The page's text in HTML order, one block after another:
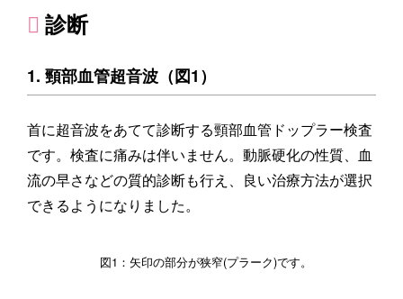
診断
1. 頸部血管超音波（図1）
首に超音波をあてて診断する頸部血管ドップラー検査
です。検査に痛みは伴いません。動脈硬化の性質、血
流の早さなどの質的診断も行え、良い治療方法が選択
できるようになりました。
図1：矢印の部分が狭窄(プラーク)です。